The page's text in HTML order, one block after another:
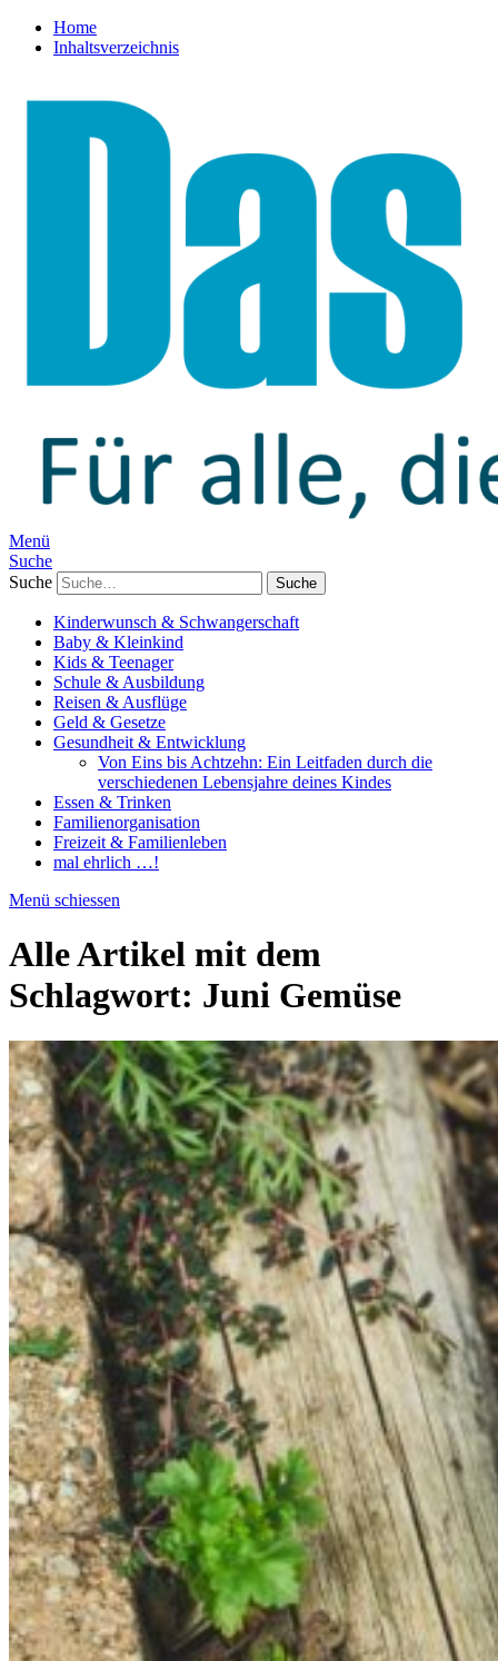
Home
Inhaltsverzeichnis
Menü
Suche
Suche
Kinderwunsch & Schwangerschaft
Baby & Kleinkind
Kids & Teenager
Schule & Ausbildung
Reisen & Ausflüge
Geld & Gesetze
Gesundheit & Entwicklung
Von Eins bis Achtzehn: Ein Leitfaden durch die
verschiedenen Lebensjahre deines Kindes
Essen & Trinken
Familienorganisation
Freizeit & Familienleben
mal ehrlich …!
Menü schiessen
Alle Artikel mit dem
Schlagwort: Juni Gemüse